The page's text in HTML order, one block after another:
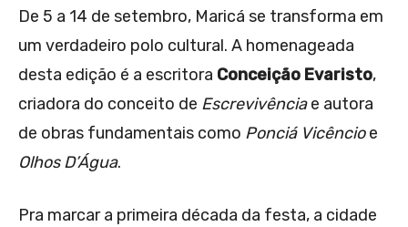
De 5 a 14 de setembro, Maricá se transforma em
um verdadeiro polo cultural. A homenageada
desta edição é a escritora Conceição Evaristo,
criadora do conceito de Escrevivênciae autora
de obras fundamentais como Ponciá Vicêncioe
Olhos D’Água.
Pra marcar a primeira década da festa, a cidade